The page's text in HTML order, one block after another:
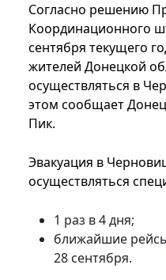
Согласно решению
Координационного
сентября текущего
жителей Донецкой
осуществляться в
этом сообщает
Пик.
Эвакуация в
осуществляться
1 раз в 4 дня;
ближайшие
28 сентября.